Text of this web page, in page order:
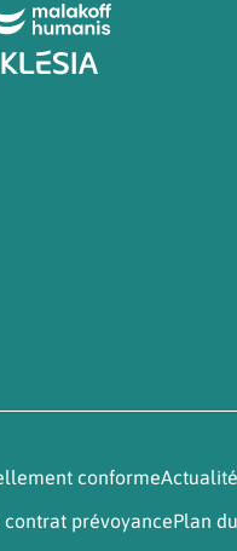
HCR Bien-
conforme
prévoyancePlan